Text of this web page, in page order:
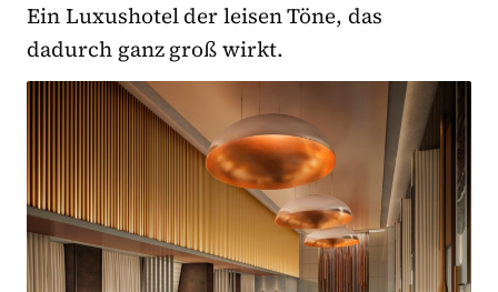
Ein Luxushotel der leisen Töne, das
dadurch ganz groß wirkt.